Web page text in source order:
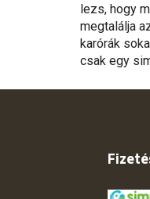
lezs, hogy
megtalálja
karórák
csak egy